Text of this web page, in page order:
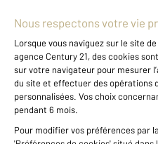
À propos
International
Nous contacter